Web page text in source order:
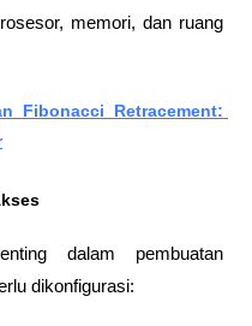
memori, dan ruang
Fibonacci Retracement:
dalam pembuatan
dikonfigurasi: